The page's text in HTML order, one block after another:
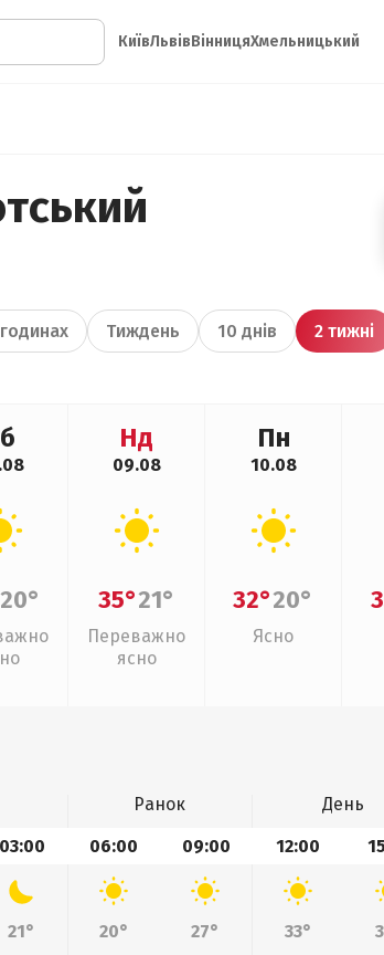
КиївЛьвівВінницяХмельницький
Тиждень 10 днів 2 тижні
20°
Нд
09.08
35°21°
Переважно
ясно
Пн
10.08
32°20°
Ясно
Ранок День
03:00 06:00 09:00 12:00
21° 20° 27° 33°